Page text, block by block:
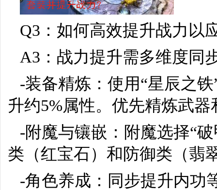
Q3：如何高效提升战力以
A3：战力提升需多维度同
-装备精炼：使用“星辰之
升约5%属性。优先精炼武
-附魔与镶嵌：附魔选择“
类（红宝石）和防御类（翡
-角色养成：同步提升内功